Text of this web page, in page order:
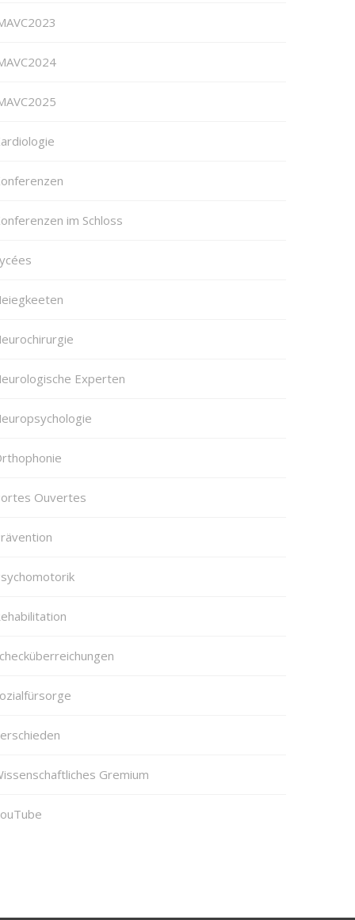
im Schloss
Experten
Ouvertes
Gremium